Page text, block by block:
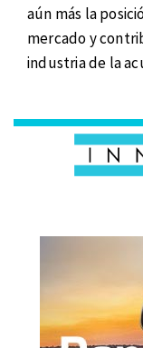
aún más la
mercado y
industria de la